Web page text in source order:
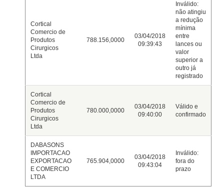
Cortical
Comercio de
Produtos
Cirurgicos
Ltda
788.156,0000
03/04/2018
09:39:43
Inválido:
não atingiu
a redução
mínima
entre
lances ou
valor
superior a
outro já
registrado
Cortical
Comercio de
Produtos
Cirurgicos
Ltda
780.000,0000
03/04/2018
09:40:00
Válido e
confirmado
DABASONS
IMPORTACAO
EXPORTACAO
E COMERCIO
LTDA
765.904,0000
03/04/2018
09:43:04
Inválido:
fora do
prazo